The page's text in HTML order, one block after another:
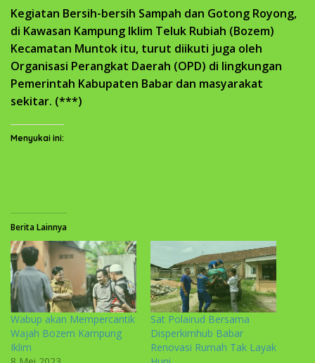
Kegiatan Bersih-bersih Sampah dan Gotong Royong,
di Kawasan Kampung Iklim Teluk Rubiah (Bozem)
Kecamatan Muntok itu, turut diikuti juga oleh
Organisasi Perangkat Daerah (OPD) di lingkungan
Pemerintah Kabupaten Babar dan masyarakat
sekitar. (***)
Menyukai ini:
Berita Lainnya
Wabup akan Mempercantik
Wajah Bozem Kampung
Iklim
Sat Polairud Bersama
Disperkimhub Babar
Renovasi Rumah Tak Layak